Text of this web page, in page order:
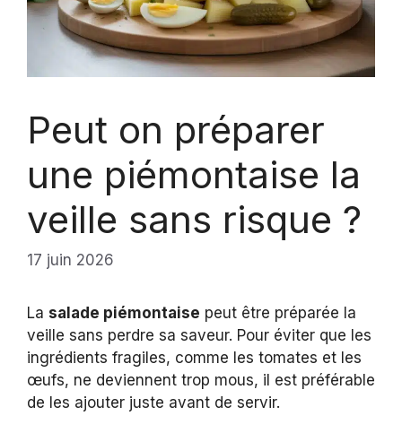
Peut on préparer
une piémontaise la
veille sans risque ?
17 juin 2026
La salade piémontaise peut être préparée la
veille sans perdre sa saveur. Pour éviter que les
ingrédients fragiles, comme les tomates et les
œufs, ne deviennent trop mous, il est préférable
de les ajouter juste avant de servir.